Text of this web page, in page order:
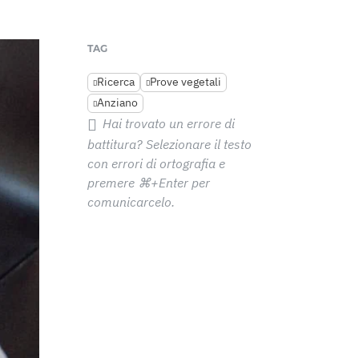
TAG
Ricerca
Prove vegetali
Anziano
Hai trovato un errore di
battitura? Selezionare il testo
con errori di ortografia e
premere ⌘+Enter per
comunicarcelo.